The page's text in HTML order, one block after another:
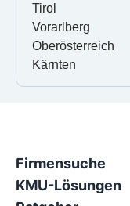
Tirol
Vorarlberg
Oberösterreich
Kärnten
Firmensuche
KMU-Lösungen